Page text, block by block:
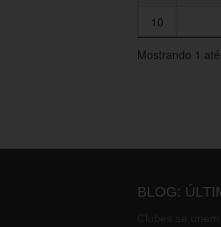
10
Mostrando 1
BLOG: